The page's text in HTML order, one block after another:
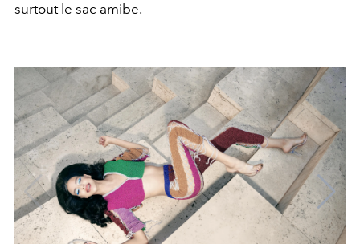
surtout le sac amibe.